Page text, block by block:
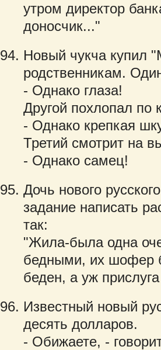
утром директор
доносчик..."
Новый чукча купил
родственникам.
- Однако глаза!
Другой похлопал по
- Однако крепкая
Третий смотрит на
- Однако самец!
Дочь нового
задание написать
так:
"Жила-была одна
бедными, их шофер
беден, а уж
Известный новый
десять долларов.
- Обижаете, -